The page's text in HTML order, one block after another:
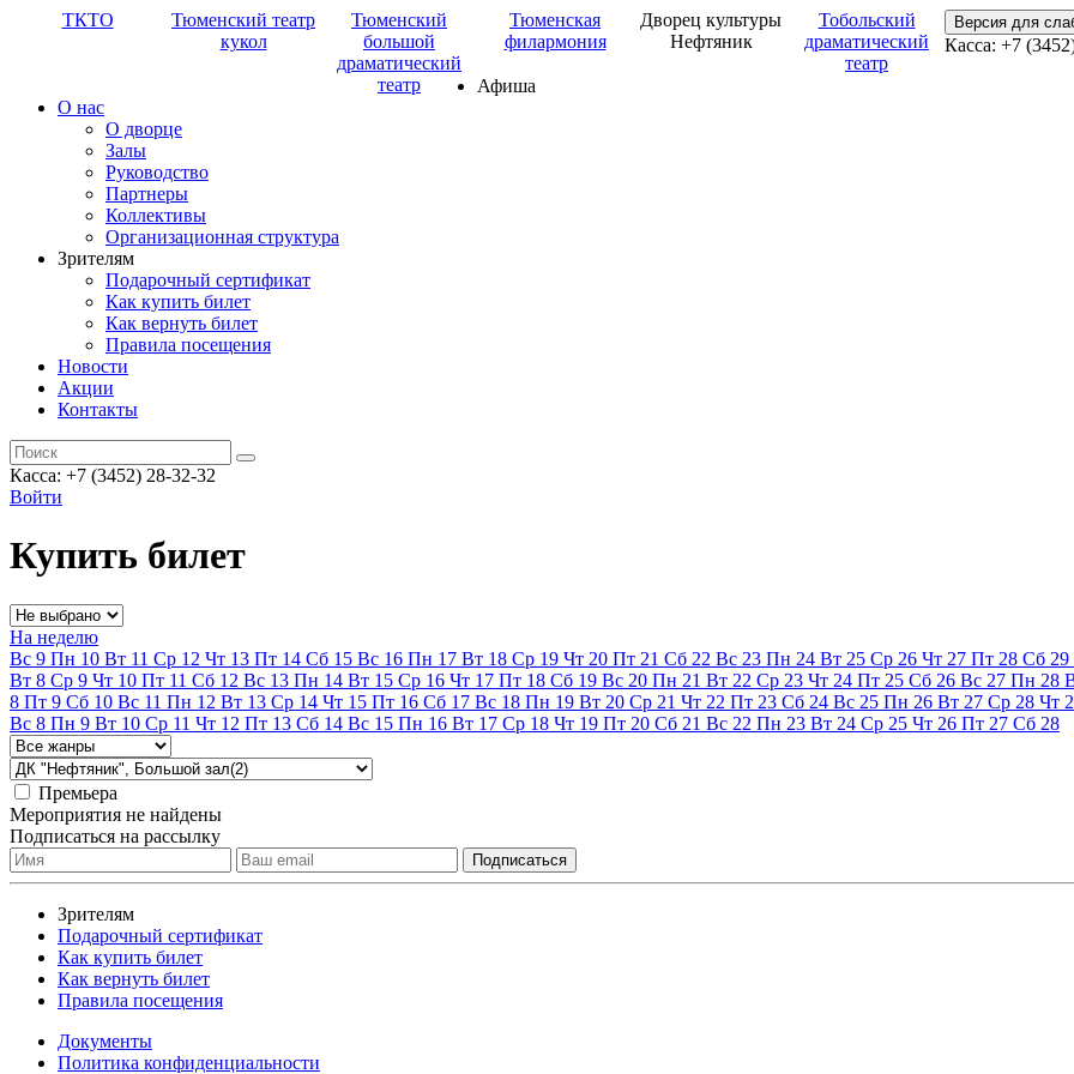
ТКТО
Тюменский театр
кукол
Тюменский
большой
драматический
театр
Тюменская
филармония
Дворец культуры
Нефтяник
Тобольский
драматический
театр
Версия для
Касса: +7
Афиша
О нас
О дворце
Залы
Руководство
Партнеры
Коллективы
Организационная структура
Зрителям
Подарочный сертификат
Как купить билет
Как вернуть билет
Правила посещения
Новости
Акции
Контакты
Касса: +7 (3452) 28-32-32
Войти
Купить билет
На неделю
Вс 9 Пн 10 Вт 11 Ср 12 Чт 13 Пт 14 Сб 15 Вс 16 Пн 17 Вт 18 Ср 19 Чт 20 Пт 21 Сб 22 Вс 23 Пн 24 Вт 25 Ср 26 Чт 27 Пт 28 Сб 29
Вт 8 Ср 9 Чт 10 Пт 11 Сб 12 Вс 13 Пн 14 Вт 15 Ср 16 Чт 17 Пт 18 Сб 19 Вс 20 Пн 21 Вт 22 Ср 23 Чт 24 Пт 25 Сб 26 Вс 27 Пн 28
8 Пт 9 Сб 10 Вс 11 Пн 12 Вт 13 Ср 14 Чт 15 Пт 16 Сб 17 Вс 18 Пн 19 Вт 20 Ср 21 Чт 22 Пт 23 Сб 24 Вс 25 Пн 26 Вт 27 Ср 28 Чт
Вс 8 Пн 9 Вт 10 Ср 11 Чт 12 Пт 13 Сб 14 Вс 15 Пн 16 Вт 17 Ср 18 Чт 19 Пт 20 Сб 21 Вс 22 Пн 23 Вт 24 Ср 25 Чт 26 Пт 27 Сб 28
Премьера
Мероприятия не найдены
Подписаться на рассылку
Зрителям
Подарочный сертификат
Как купить билет
Как вернуть билет
Правила посещения
Документы
Политика конфиденциальности